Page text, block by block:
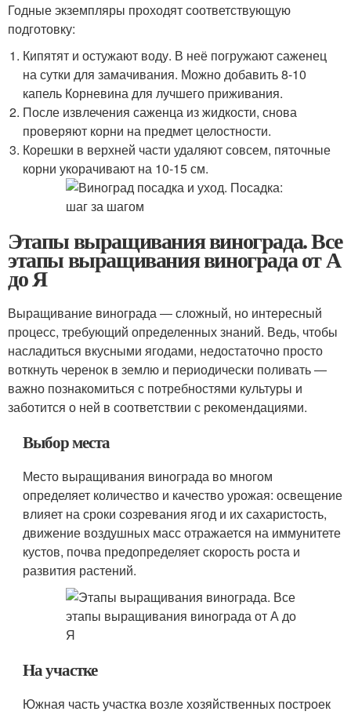
Годные экземпляры проходят соответствующую
подготовку:
Кипятят и остужают воду. В неё погружают саженец
на сутки для замачивания. Можно добавить 8-10
капель Корневина для лучшего приживания.
После извлечения саженца из жидкости, снова
проверяют корни на предмет целостности.
Корешки в верхней части удаляют совсем, пяточные
корни укорачивают на 10-15 см.
Этапы выращивания винограда. Все
этапы выращивания винограда от А
до Я
Выращивание винограда ― сложный, но интересный
процесс, требующий определенных знаний. Ведь, чтобы
насладиться вкусными ягодами, недостаточно просто
воткнуть черенок в землю и периодически поливать ―
важно познакомиться с потребностями культуры и
заботится о ней в соответствии с рекомендациями.
Выбор места
Место выращивания винограда во многом
определяет количество и качество урожая: освещение
влияет на сроки созревания ягод и их сахаристость,
движение воздушных масс отражается на иммунитете
кустов, почва предопределяет скорость роста и
развития растений.
На участке
Южная часть участка возле хозяйственных построек